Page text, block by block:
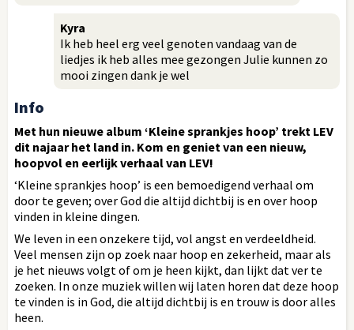
Kyra
Ik heb heel erg veel genoten vandaag van de
liedjes ik heb alles mee gezongen Julie kunnen zo
mooi zingen dank je wel
Info
Met hun nieuwe album ‘Kleine sprankjes hoop’ trekt LEV
dit najaar het land in. Kom en geniet van een nieuw,
hoopvol en eerlijk verhaal van LEV!
‘Kleine sprankjes hoop’ is een bemoedigend verhaal om
door te geven; over God die altijd dichtbij is en over hoop
vinden in kleine dingen.
We leven in een onzekere tijd, vol angst en verdeeldheid.
Veel mensen zijn op zoek naar hoop en zekerheid, maar als
je het nieuws volgt of om je heen kijkt, dan lijkt dat ver te
zoeken. In onze muziek willen wij laten horen dat deze hoop
te vinden is in God, die altijd dichtbij is en trouw is door alles
heen.